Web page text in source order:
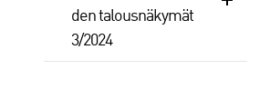
den talousnäkymät
3/2024